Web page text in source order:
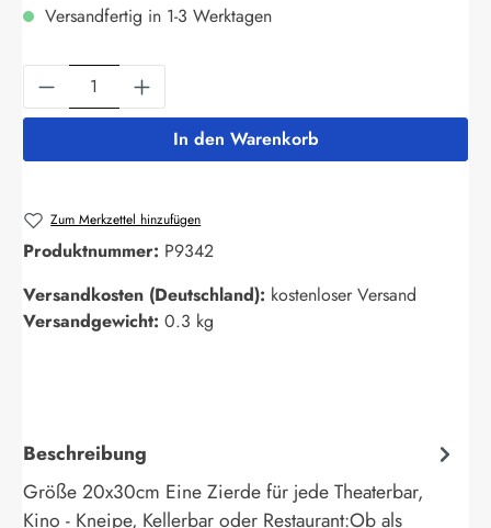
Versandfertig in 1-3 Werktagen
Produkt Anzahl: Gib den gewünschten
In den Warenkorb
Zum Merkzettel hinzufügen
Produktnummer: P9342
Versandkosten (Deutschland): kostenloser Versand
Versandgewicht: 0.3 kg
Beschreibung
Größe 20x30cm Eine Zierde für jede Theaterbar,
Kino - Kneipe, Kellerbar oder Restaurant:Ob als